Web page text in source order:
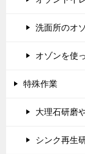
洗面所のオ
オゾンを使
特殊作業
大理石研磨
シンク再生